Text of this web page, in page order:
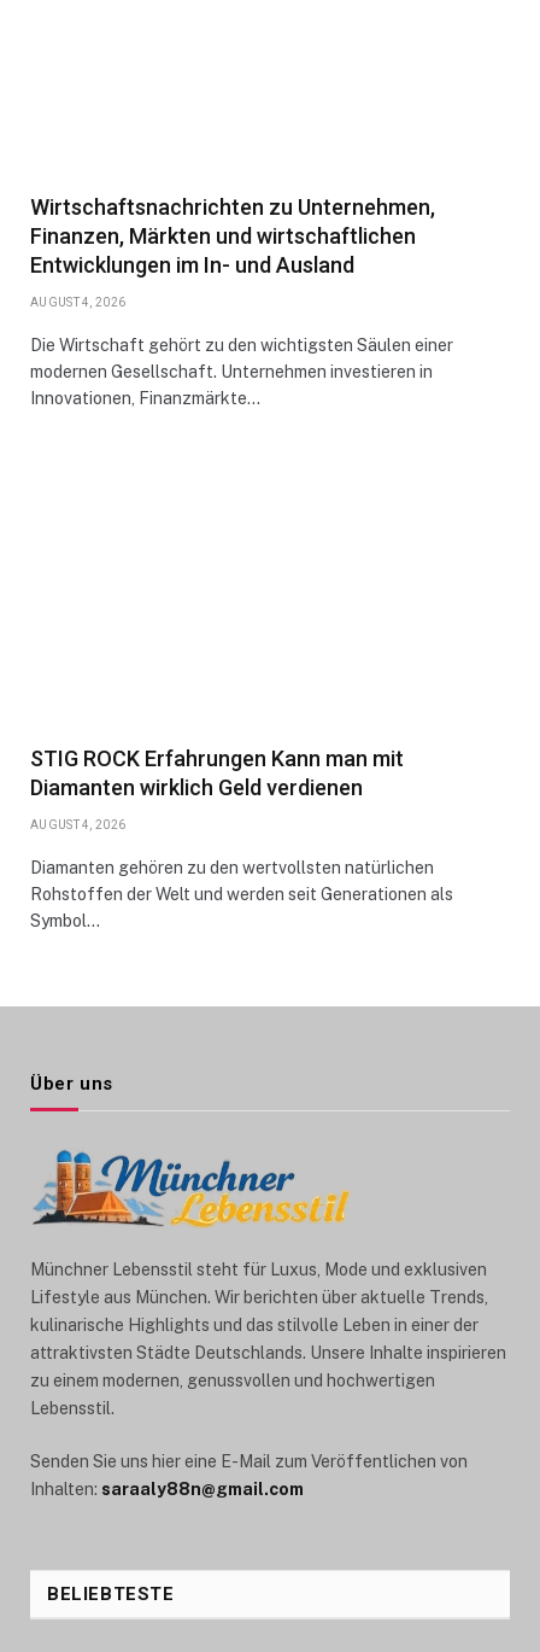
Wirtschaftsnachrichten zu Unternehmen,
Finanzen, Märkten und wirtschaftlichen
Entwicklungen im In- und Ausland
AUGUST 4, 2026
Die Wirtschaft gehört zu den wichtigsten Säulen einer
modernen Gesellschaft. Unternehmen investieren in
Innovationen, Finanzmärkte…
STIG ROCK Erfahrungen Kann man mit
Diamanten wirklich Geld verdienen
AUGUST 4, 2026
Diamanten gehören zu den wertvollsten natürlichen
Rohstoffen der Welt und werden seit Generationen als
Symbol…
Über uns
Münchner Lebensstil steht für Luxus, Mode und exklusiven
Lifestyle aus München. Wir berichten über aktuelle Trends,
kulinarische Highlights und das stilvolle Leben in einer der
attraktivsten Städte Deutschlands. Unsere Inhalte inspirieren
zu einem modernen, genussvollen und hochwertigen
Lebensstil.
Senden Sie uns hier eine E-Mail zum Veröffentlichen von
Inhalten: saraaly88n@gmail.com
BELIEBTESTE